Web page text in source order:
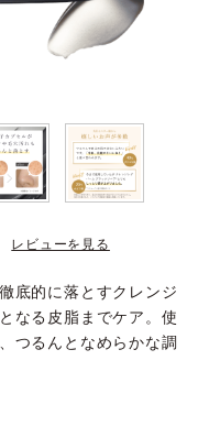
レビューを見る
底的に落とすクレンジ
なる皮脂までケア。使
つるんとなめらかな調